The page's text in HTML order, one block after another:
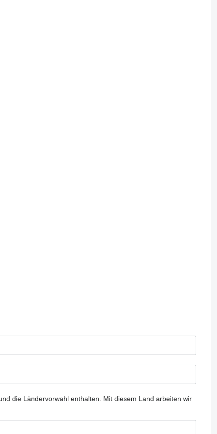
die Ländervorwahl enthalten. Mit diesem Land arbeiten wir